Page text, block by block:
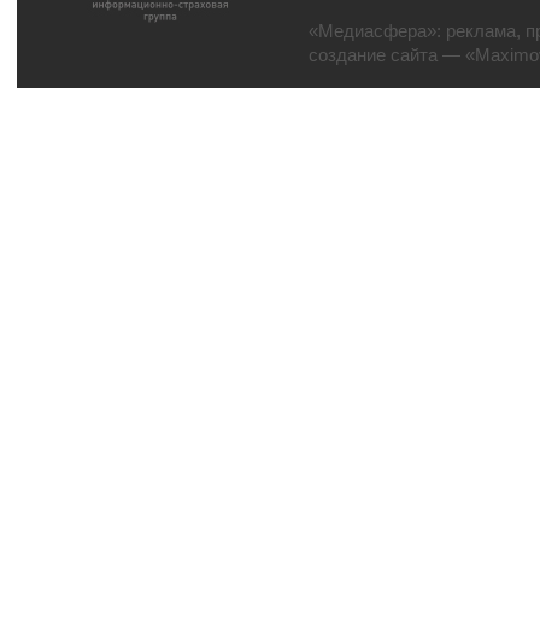
«Медиасфера»: реклама,
создание сайта —